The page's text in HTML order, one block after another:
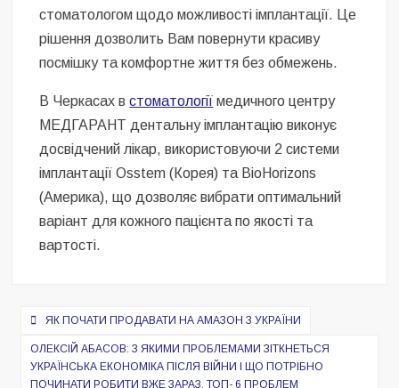
стоматологом щодо можливості імплантації. Це
рішення дозволить Вам повернути красиву
посмішку та комфортне життя без обмежень.
В Черкасах встоматології медичного центру
МЕДГАРАНТ дентальну імплантацію виконує
досвідчений лікар, використовуючи 2 системи
імплантації Osstem (Корея) та BioHorizons
(Америка), що дозволяє вибрати оптимальний
варіант для кожного пацієнта по якості та
вартості.
Навигация
по
записям
ЯК ПОЧАТИ ПРОДАВАТИ НА АМАЗОН З УКРАЇНИ
ОЛЕКСІЙ АБАСОВ: З ЯКИМИ ПРОБЛЕМАМИ ЗІТКНЕТЬСЯ
УКРАЇНСЬКА ЕКОНОМІКА ПІСЛЯ ВІЙНИ І ЩО ПОТРІБНО
ПОЧИНАТИ РОБИТИ ВЖЕ ЗАРАЗ, ТОП- 6 ПРОБЛЕМ